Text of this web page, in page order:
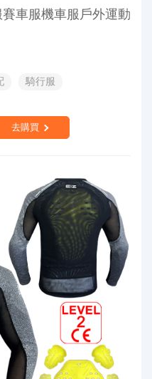
車服機車服戶外運動
騎行服
去購買